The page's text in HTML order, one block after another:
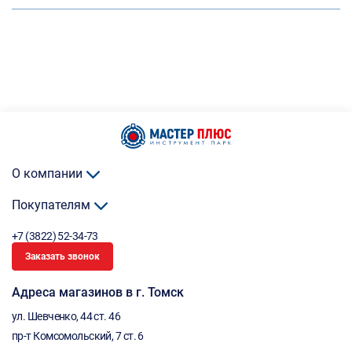
О компании
Покупателям
+7 (3822) 52-34-73
Заказать звонок
Адреса магазинов в г. Томск
ул. Шевченко, 44 ст. 46
пр-т Комсомольский, 7 ст. 6